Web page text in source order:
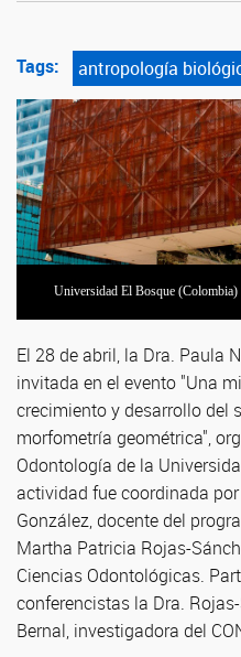
Tags: antropología
Universidad El Bosque (Colombia)
El 28 de abril, la Dra. Paula
invitada en el evento "Una
crecimiento y desarrollo del
morfometría geométrica",
Odontología de la
actividad fue coordinada
González, docente del
Martha Patricia Rojas-
Ciencias Odontológicas.
conferencistas la Dra.
Bernal, investigadora del